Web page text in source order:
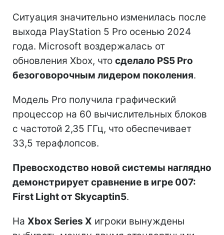
Ситуация значительно изменилась после
выхода PlayStation 5 Pro осенью 2024
года. Microsoft воздержалась от
обновления Xbox, что сделало PS5 Pro
безоговорочным лидером поколения.
Модель Pro получила графический
процессор на 60 вычислительных блоков
с частотой 2,35 ГГц, что обеспечивает
33,5 терафлопсов.
Превосходство новой системы наглядно
демонстрирует сравнение в игре 007:
First Light от Skycaptin5.
На Xbox Series X игроки вынуждены